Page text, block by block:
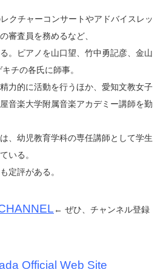
クチャーコンサートやアドバイスレッ
審査員を務めるなど、
。ピアノを山口望、竹中勇記彦、金山
キチの各氏に師事。
力的に活動を行うほか、愛知文教女子
音楽大学附属音楽アカデミー講師を勤
、幼児教育学科の専任講師として学生
いる。
定評がある。
← ぜひ、チャンネル登録
Official Web Site